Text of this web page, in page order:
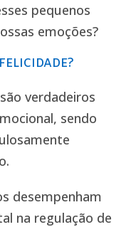
pequenos
emoções?
verdadeiros
sendo
desempenham
na regulação de